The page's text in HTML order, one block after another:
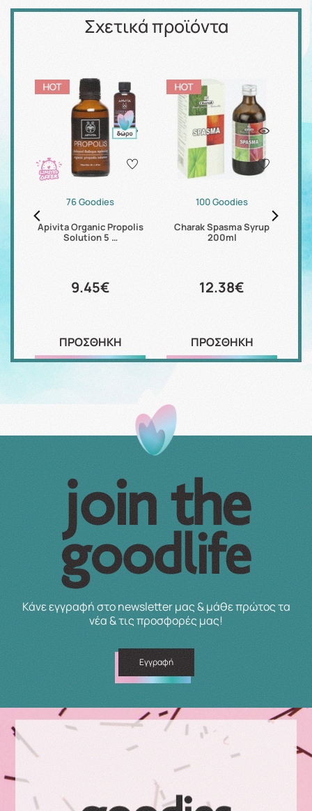
Σχετικά προϊόντα
76 Goodies
Apivita Organic Propolis
Solution 5 …
9.45€
ΠΡΟΣΘΗΚΗ
100 Goodies
Charak Spasma Syrup
200ml
12.38€
ΠΡΟΣΘΗΚΗ
Κάνε εγγραφή στο newsletter μας & μάθε πρώτος τα
νέα & τις προσφορές μας!
Εγγραφή